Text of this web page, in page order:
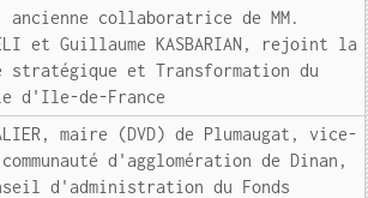
ancienne collaboratrice de MM.
et Guillaume KASBARIAN, rejoint la
stratégique et Transformation du
d'Ile-de-France
maire (DVD) de Plumaugat, vice-
d'agglomération de Dinan,
d'administration du Fonds